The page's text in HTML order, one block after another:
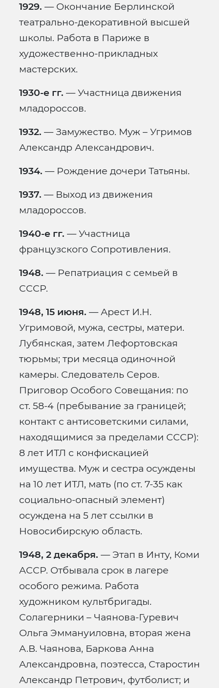
1929. — Окончание Берлинской
театрально-декоративной высшей
школы. Работа в Париже в
художественно-прикладных
мастерских.
1930-е гг. — Участница движения
младороссов.
1932. — Замужество. Муж – Угримов
Александр Александрович.
1934. — Рождение дочери Татьяны.
1937. — Выход из движения
младороссов.
1940-е гг. — Участница
французского Сопротивления.
1948. — Репатриация с семьей в
СССР.
1948, 15 июня. — Арест И.Н.
Угримовой, мужа, сестры, матери.
Лубянская, затем Лефортовская
тюрьмы; три месяца одиночной
камеры. Следователь Серов.
Приговор Особого Совещания: по
ст. 58-4 (пребывание за границей;
контакт с антисоветскими силами,
находящимися за пределами СССР):
8 лет ИТЛ с конфискацией
имущества. Муж и сестра осуждены
на 10 лет ИТЛ, мать (по ст. 7-35 как
социально-опасный элемент)
осуждена на 5 лет ссылки в
Новосибирскую область.
1948, 2 декабря. — Этап в Инту, Коми
АССР. Отбывала срок в лагере
особого режима. Работа
художником культбригады.
Солагерники – Чаянова-Гуревич
Ольга Эммануиловна, вторая жена
А.В. Чаянова, Баркова Анна
Александровна, поэтесса, Старостин
Александр Петрович, футболист; и